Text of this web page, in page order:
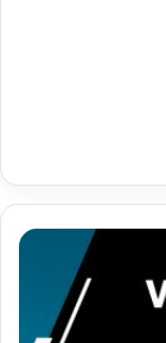
23.04.2025